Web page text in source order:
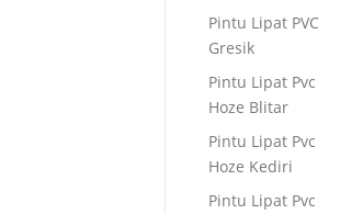
Pintu Lipat PVC
Gresik
Pintu Lipat Pvc
Hoze Blitar
Pintu Lipat Pvc
Hoze Kediri
Pintu Lipat Pvc